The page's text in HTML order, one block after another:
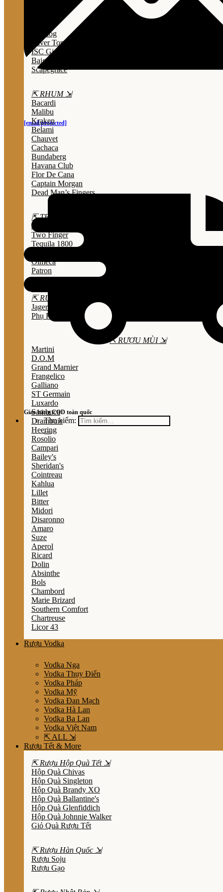
[email protected]
Giao hàng COD toàn quốc
Tìm kiếm:
Bulldog
Silver Top
ISC Gin
Baigur
Scapegrace
⇱ RHUM ⇲
Bacardi
Malibu
Kraken
Belami
Chauvet
Cachaca
Bundaberg
Havana Club
Flor De Cana
Captain Morgan
Dead Man’s Fingers
⇱ TEQUILA ⇲
Jose Cuervo
Two Finger
Tequila 1800
Olmeca
Patron
Sauza
⇱ RƯỢU THẢO MỘC ⇲
Jagermeister
Phụ Kiện
⇱ RƯỢU MÙI ⇲
Martini
D.O.M
Grand Marnier
Frangelico
Galliano
ST Germain
Luxardo
Sambuca
Drambuie
Heering
Rosolio
Campari
Bailey's
Sheridan's
Cointreau
Kahlua
Lillet
Bitter
Midori
Disaronno
Amaro
Suze
Aperol
Ricard
Dolin
Absinthe
Bols
Chambord
Marie Brizard
Southern Comfort
Chartreuse
Licor 43
Rượu Vodka
Vodka Nga
Vodka Thụy Điển
Vodka Pháp
Vodka Mỹ
Vodka Đan Mạch
Vodka Hà Lan
Vodka Ba Lan
Vodka Việt Nam
⇱ ALL ⇲
Rượu Tết & More
⇱ Rượu Hộp Quà Tết ⇲
Hộp Quà Chivas
Hộp Quà Singleton
Hộp Quà Brandy XO
Hộp Quà Ballantine's
Hộp Quà Glenfiddich
Hộp Quà Johnnie Walker
Giỏ Quà Rượu Tết
⇱ Rượu Hàn Quốc ⇲
Rượu Soju
Rượu Gạo